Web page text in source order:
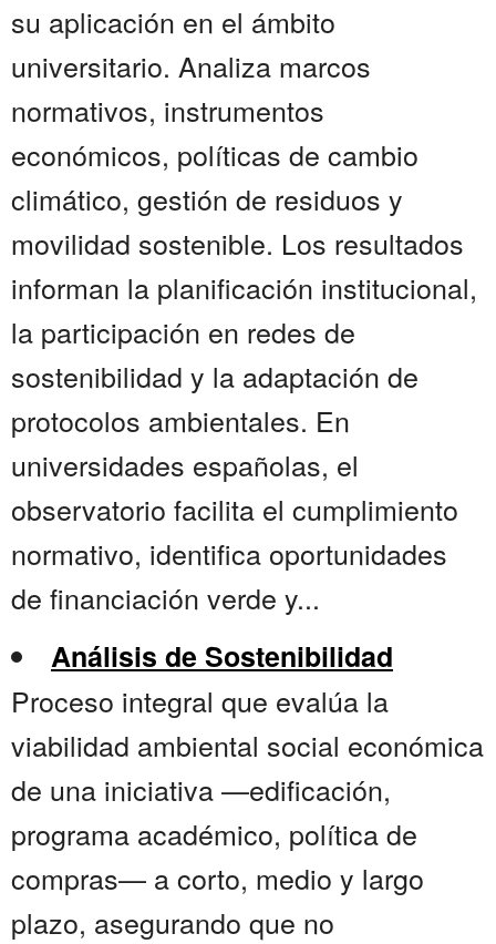
su aplicación en el ámbito
universitario. Analiza marcos
normativos, instrumentos
económicos, políticas de cambio
climático, gestión de residuos y
movilidad sostenible. Los resultados
informan la planificación institucional,
la participación en redes de
sostenibilidad y la adaptación de
protocolos ambientales. En
universidades españolas, el
observatorio facilita el cumplimiento
normativo, identifica oportunidades
de financiación verde y...
Análisis de Sostenibilidad
Proceso integral que evalúa la
viabilidad ambiental social económica
de una iniciativa —edificación,
programa académico, política de
compras— a corto, medio y largo
plazo, asegurando que no